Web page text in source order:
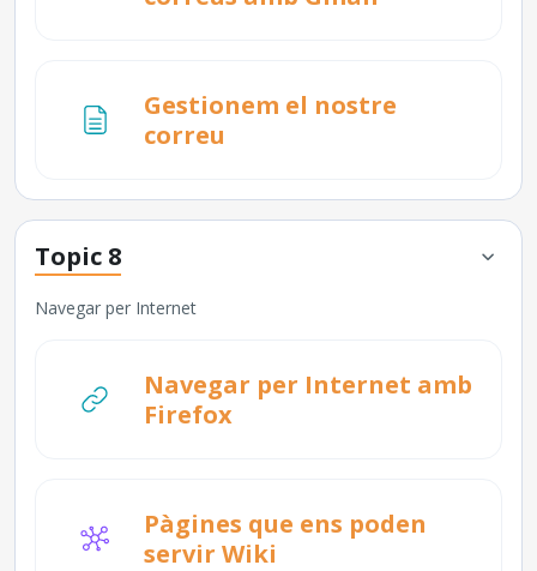
Gestionem el nostre
correu
Topic 8
Navegar per Internet
Navegar per Internet amb
Firefox
Pàgines que ens poden
servir Wiki